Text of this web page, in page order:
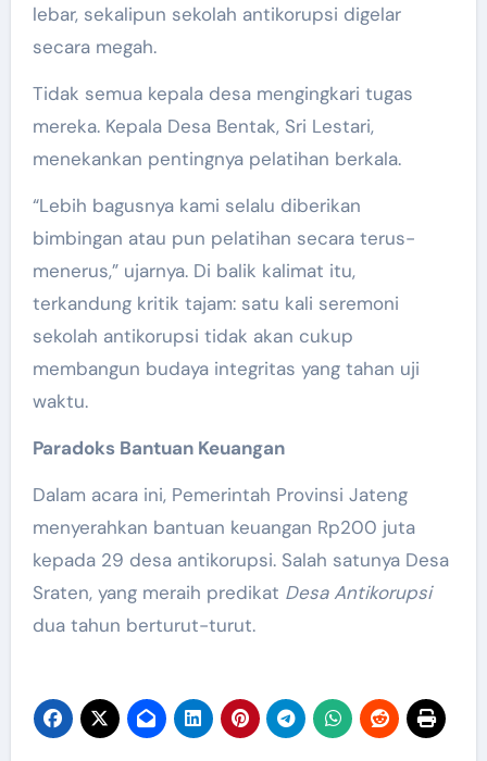
lebar, sekalipun sekolah antikorupsi digelar
secara megah.
Tidak semua kepala desa mengingkari tugas
mereka. Kepala Desa Bentak, Sri Lestari,
menekankan pentingnya pelatihan berkala.
“Lebih bagusnya kami selalu diberikan
bimbingan atau pun pelatihan secara terus-
menerus,” ujarnya. Di balik kalimat itu,
terkandung kritik tajam: satu kali seremoni
sekolah antikorupsi tidak akan cukup
membangun budaya integritas yang tahan uji
waktu.
Paradoks Bantuan Keuangan
Dalam acara ini, Pemerintah Provinsi Jateng
menyerahkan bantuan keuangan Rp200 juta
kepada 29 desa antikorupsi. Salah satunya Desa
Sraten, yang meraih predikat Desa Antikorupsi
dua tahun berturut-turut.